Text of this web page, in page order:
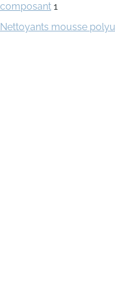
composant 1
Nettoyants mousse